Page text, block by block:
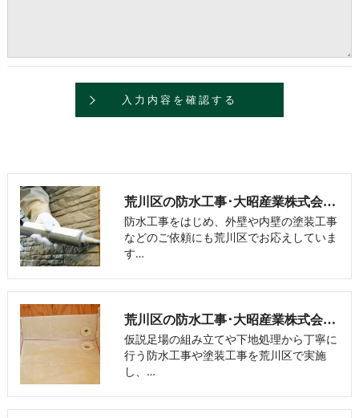
荒川区の防水工事･大昭産業株式会社の評判
防水工事をはじめ、外壁や内壁の塗装工事
などのご依頼にも荒川区でお応えしていま
す…
荒川区の防水工事･大昭産業株式会社のお客様の声
仮説足場の組み立てや下地処理から丁寧に
行う防水工事や塗装工事を荒川区で実施
し、…